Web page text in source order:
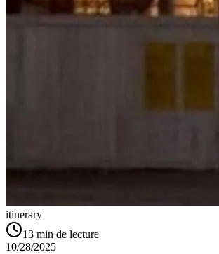
itinerary
13 min de lecture
10/28/2025